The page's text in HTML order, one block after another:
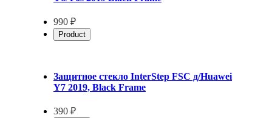
990 ₽
Product
Защитное стекло InterStep FSC д/Huawei
Y7 2019, Black Frame
390 ₽